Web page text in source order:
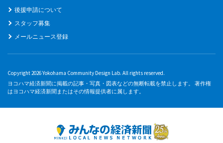
後援申請について
スタッフ募集
メールニュース登録
Copyright 2026 Yokohama Community Design Lab. All rights reserved.
ヨコハマ経済新聞に掲載の記事・写真・図表などの無断転載を禁止します。 著作権
はヨコハマ経済新聞またはその情報提供者に属します。